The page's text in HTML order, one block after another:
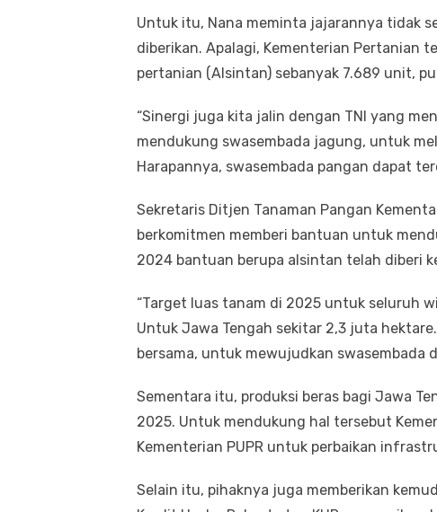
Untuk itu, Nana meminta jajarannya tidak
diberikan. Apalagi, Kementerian Pertanian
pertanian (Alsintan) sebanyak 7.689 unit,
“Sinergi juga kita jalin dengan TNI yang
mendukung swasembada jagung, untuk
Harapannya, swasembada pangan dapat
Sekretaris Ditjen Tanaman Pangan
berkomitmen memberi bantuan untuk
2024 bantuan berupa alsintan telah diberi
“Target luas tanam di 2025 untuk seluruh
Untuk Jawa Tengah sekitar 2,3 juta
bersama, untuk mewujudkan swasembada
Sementara itu, produksi beras bagi Jawa
2025. Untuk mendukung hal tersebut
Kementerian PUPR untuk perbaikan
Selain itu, pihaknya juga memberikan